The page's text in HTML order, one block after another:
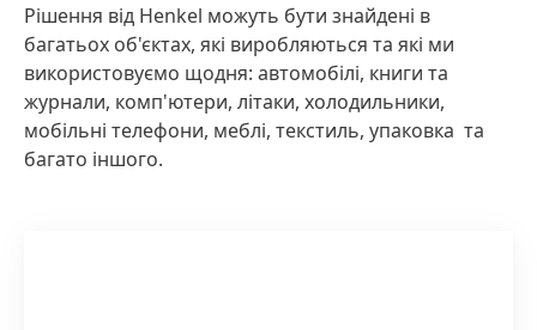
Рішення від Henkel можуть бути знайдені в
багатьох об'єктах, які виробляються та які ми
використовуємо щодня: автомобілі, книги та
журнали, комп'ютери, літаки, холодильники,
мобільні телефони, меблі, текстиль, упаковка та
багато іншого.